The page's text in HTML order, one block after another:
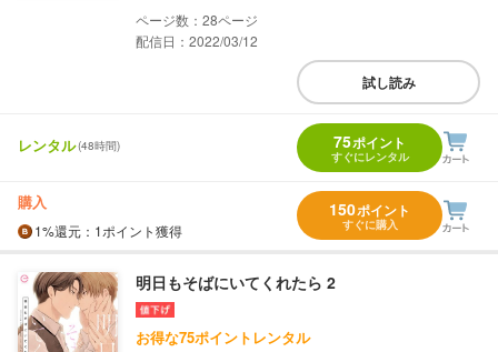
28
配信日：2022/03/12
試し読み
レンタル(48時間) 75ポイント
すぐにレンタル
購入
1%還元 ：1ポイント獲得
150ポイント
すぐに購入
明日もそばにいてくれたら 2
お得な75ポイントレンタル